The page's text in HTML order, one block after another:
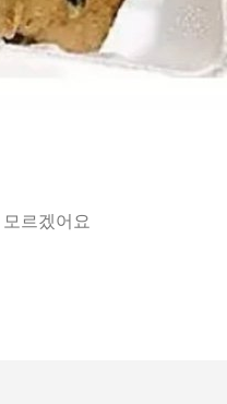
르겠어요
파를 본다. 이들은 순대